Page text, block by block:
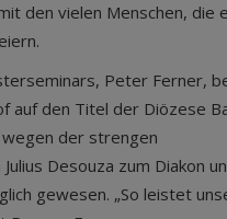
den vielen Menschen, die
Peter Ferner,
auf den Titel der Diözese
der strengen
Desouza zum Diakon
gewesen. „So leistet